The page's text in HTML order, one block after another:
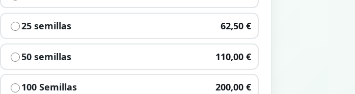
25 semillas 62,50 €
50 semillas 110,00 €
100 Semillas 200,00 €